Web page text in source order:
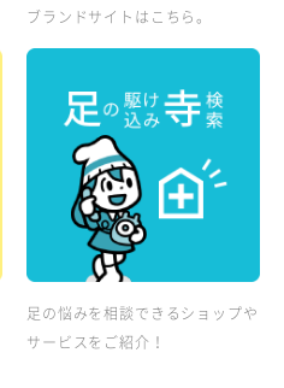
ブランドサイトはこちら。
足の悩みを相談できるショップや
サービスをご紹介！